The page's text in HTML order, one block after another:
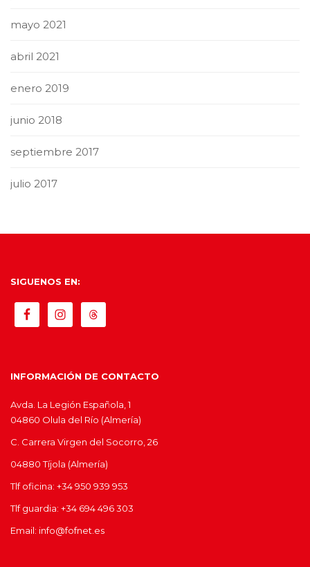
mayo 2021
abril 2021
enero 2019
junio 2018
septiembre 2017
julio 2017
SIGUENOS EN:
INFORMACIÓN DE CONTACTO
Avda. La Legión Española, 1
04860 Olula del Río (Almería)
C. Carrera Virgen del Socorro, 26
04880 Tíjola (Almería)
Tlf oficina: +34 950 939 953
Tlf guardia: +34 694 496 303
Email: info@fofnet.es